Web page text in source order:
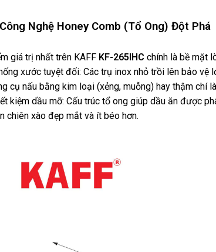
Nghệ Honey Comb (Tổ Ong) Đột Phá
giá trị nhất trên KAFF KF-265IHC chính là bề mặt
xước tuyệt đối: Các trụ inox nhỏ trồi lên bảo
cụ nấu bằng kim loại (xẻng, muỗng) hay thậm chí
kiệm dầu mỡ: Cấu trúc tổ ong giúp dầu ăn được
chiên xào đẹp mắt và ít béo hơn.